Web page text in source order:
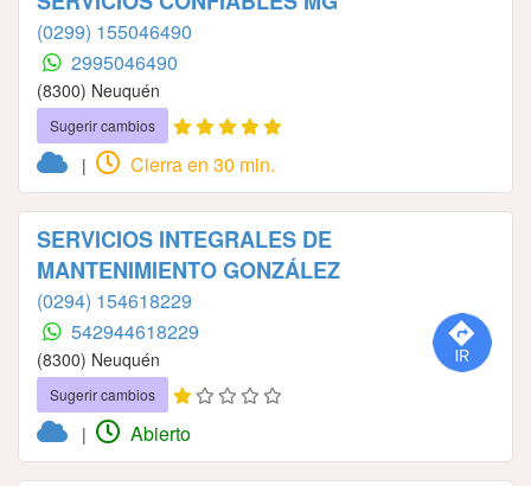
(0299) 155046490
2995046490
(8300) Neuquén
Sugerir cambios
| Cierra en 30 min.
SERVICIOS INTEGRALES DE
MANTENIMIENTO GONZÁLEZ
(0294) 154618229
542944618229
(8300) Neuquén
Sugerir cambios
| Abierto